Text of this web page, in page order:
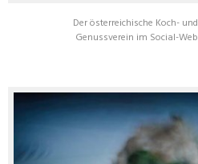
Der österreichische Koch- und
Genussverein im Social-Web